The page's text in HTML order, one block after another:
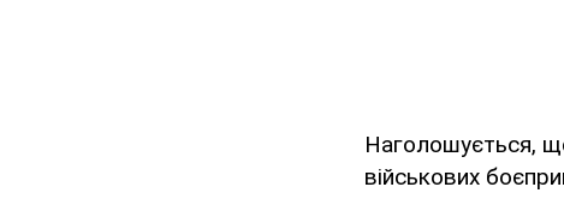
Наголошується, що
військових